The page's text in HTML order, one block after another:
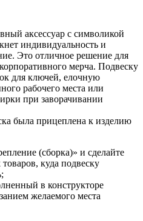
аксессуар с символикой
индивидуальность и
Это отличное решение для
мерча. Подвеску
для ключей, елочную
рабочего места или
при заворачивании
была прицеплена к изделию
(сборка)» и сделайте
куда подвеску
в конструкторе
желаемого места